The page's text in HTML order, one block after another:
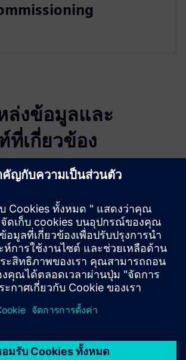
ล่งข้อมูลและ
เกี่ยวข้อง
ล่งข้อมูลเพิ่มเติม
ต้น